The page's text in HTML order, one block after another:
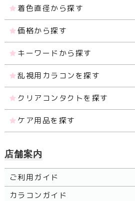
着色直径から探す
価格から探す
キーワードから探す
乱視用カラコンを探す
クリアコンタクトを探す
ケア用品を探す
店舗案内
ご利用ガイド
カラコンガイド